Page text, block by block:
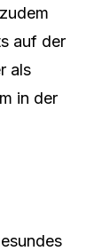
auf der
als
in der